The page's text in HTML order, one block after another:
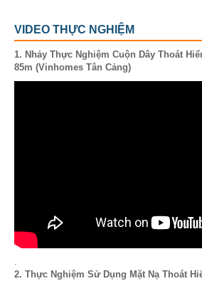
VIDEO THỰC NGHIỆM
1. Nhảy Thực Nghiệm Cuộn Dây Thoát
85m (Vinhomes Tân Cảng)
.
2. Thực Nghiệm Sử Dụng Mặt Nạ Thoát